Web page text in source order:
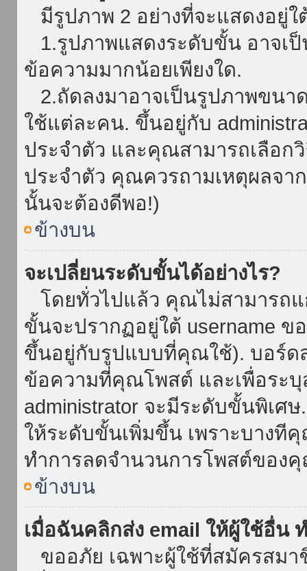
มีรูปภาพ 2 อย่างที่จะแสดงอยู่ใ
1.รูปภาพแสดงระดับขั้น อาจเ
ข้อความมากน้อยเพียงใด.
2.ถัดลงมาอาจเป็นรูปภาพขนา
ใช้แต่ละคน. ขึ้นอยู่กับ
ประจำตัว และคุณสามารถเลือก
ประจำตัว คุณควรถามเหตุผลจา
นั้นจะต้องดีพอ!)
ข้างบน
จะเปลี่ยนระดับขั้นได้อย่างไร?
โดยทั่วไปแล้ว คุณไม่สามารถ
ขั้นจะปรากฏอยู่ใต้ username
ขึ้นอยู่กับรูปแบบที่คุณใช้). บอร์ด
ข้อความที่คุณโพสต์ และเพื่อระบุ
administrator จะมีระดับขั้นพิเศ
ให้ระดับขั้นเพิ่มขึ้น เพราะบางที
ทำการลดจำนวนการโพสต์ของ
ข้างบน
เมื่อฉันคลิกส่ง email ให้ผู้ใช้อื่น
ขออภัย เฉพาะผู้ใช้ที่สมัครสมา